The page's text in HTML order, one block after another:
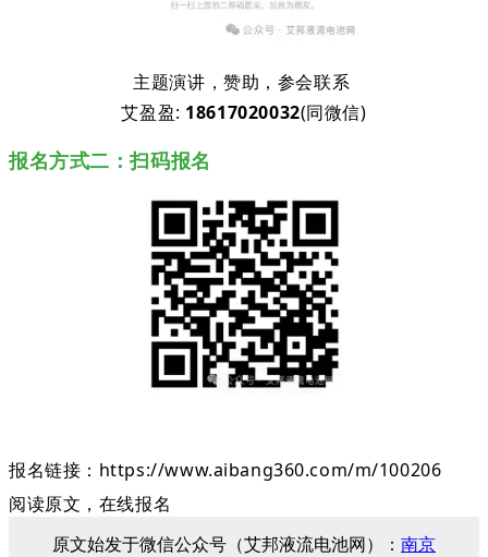
主题演讲，赞助，参会联系
艾盈盈: 18617020032(同微信)
报名方式二：扫码报名
报名链接： https://www.aibang360.com/m/100206
阅读原文，在线报名
原文始发于微信公众号（艾邦液流电池网）： 南京